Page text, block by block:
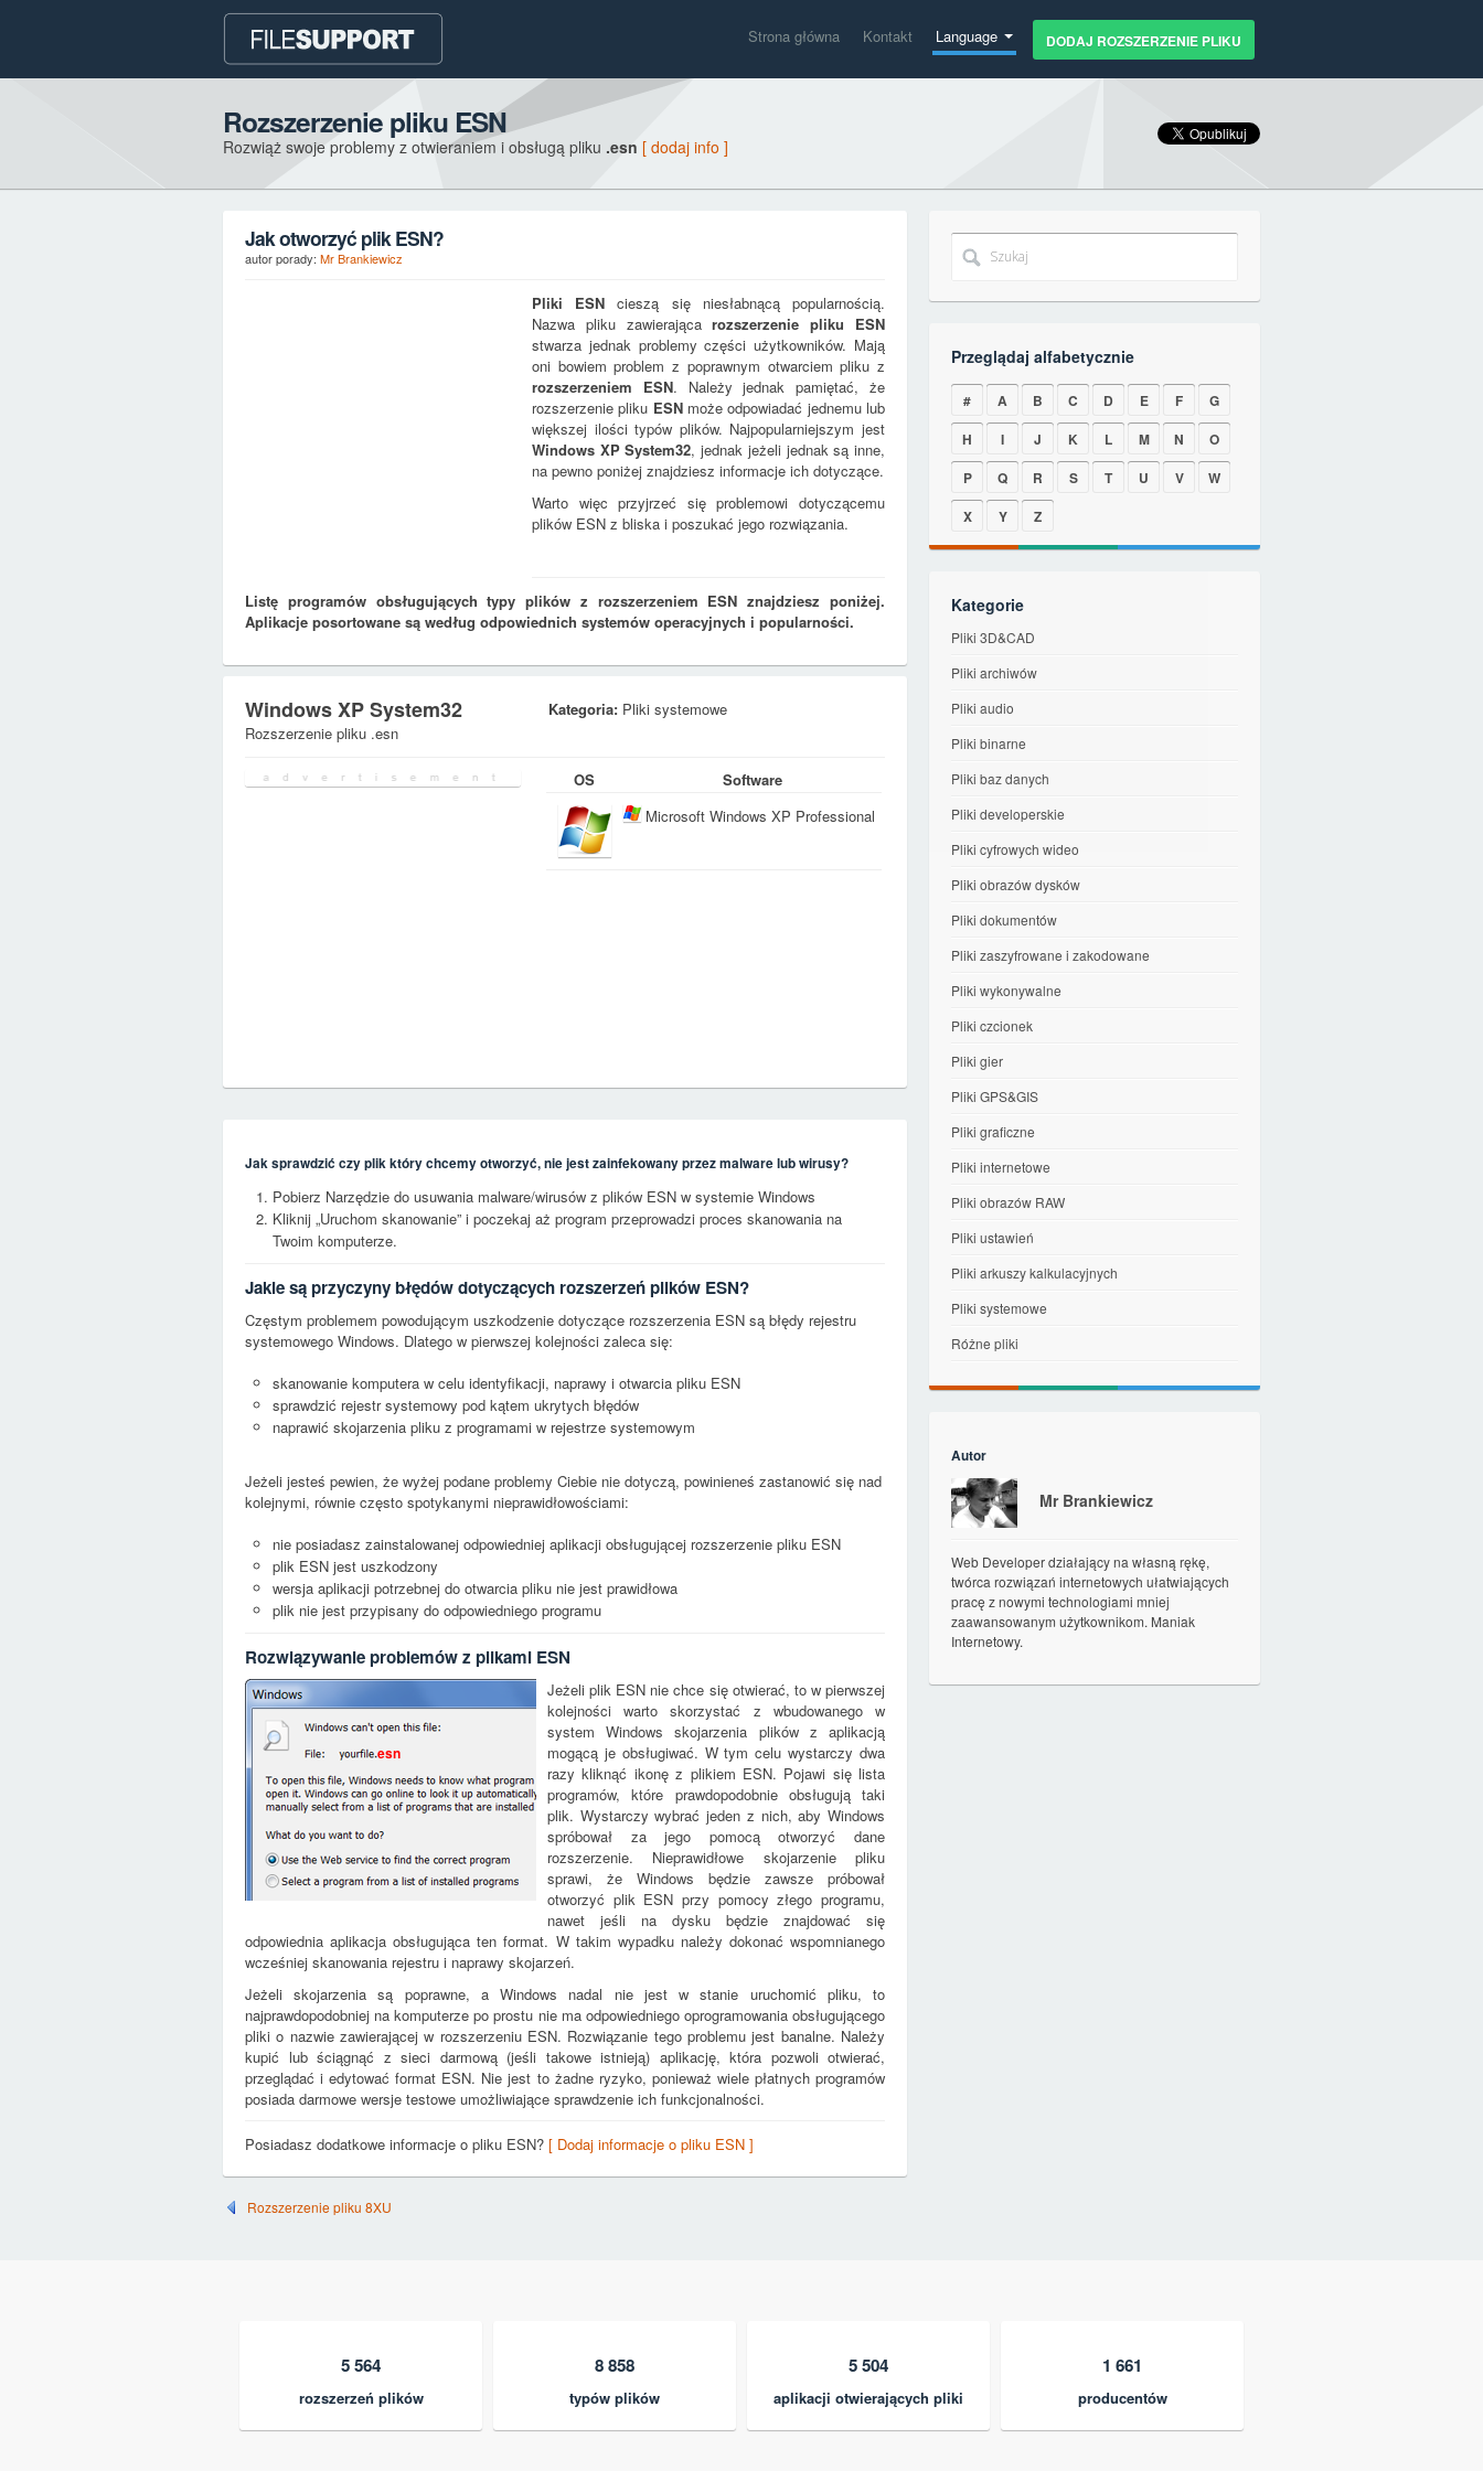
Strona główna Kontakt Language DODAJ ROZSZERZENIE PLIKU
Rozszerzenie pliku ESN
Rozwiąż swoje problemy z otwieraniem i obsługą pliku .esn [ dodaj info ]
Jak otworzyć plik ESN?
autor porady: Mr Brankiewicz
Pliki ESN cieszą się niesłabnącą popularnością.
Nazwa pliku zawierającarozszerzenie pliku ESN
stwarza jednak problemy części użytkowników. Mają
oni bowiem problem z poprawnym otwarciem pliku z
rozszerzeniem ESN. Należy jednak pamiętać, że
rozszerzenie pliku ESNmoże odpowiadać jednemu lub
większej ilości typów plików. Najpopularniejszym jest
Windows XP System32, jednak jeżeli jednak są inne,
na pewno poniżej znajdziesz informacje ich dotyczące.
Warto więc przyjrzeć się problemowi dotyczącemu
plików ESN z bliska i poszukać jego rozwiązania.
Listę programów obsługujących typy plików z rozszerzeniem ESN znajdziesz poniżej.
Aplikacje posortowane są według odpowiednich systemów operacyjnych i popularności.
Windows XP System32
Rozszerzenie pliku .esn
Kategoria: Pliki systemowe
OS
Software
Microsoft Windows XP Professional
Jak sprawdzić czy plik który chcemy otworzyć, nie jest zainfekowany przez malware lub wirusy?
Pobierz Narzędzie do usuwania malware/wirusów z plików ESN w systemie Windows
Kliknij „Uruchom skanowanie” i poczekaj aż program przeprowadzi proces skanowania na
Twoim komputerze.
Jakie są przyczyny błędów dotyczących rozszerzeń plików ESN?
Częstym problemem powodującym uszkodzenie dotyczące rozszerzenia ESN są błędy rejestru
systemowego Windows. Dlatego w pierwszej kolejności zaleca się:
skanowanie komputera w celu identyfikacji, naprawy i otwarcia pliku ESN
sprawdzić rejestr systemowy pod kątem ukrytych błędów
naprawić skojarzenia pliku z programami w rejestrze systemowym
Jeżeli jesteś pewien, że wyżej podane problemy Ciebie nie dotyczą, powinieneś zastanowić się nad
kolejnymi, równie często spotykanymi nieprawidłowościami:
nie posiadasz zainstalowanej odpowiedniej aplikacji obsługującej rozszerzenie pliku ESN
plik ESN jest uszkodzony
wersja aplikacji potrzebnej do otwarcia pliku nie jest prawidłowa
plik nie jest przypisany do odpowiedniego programu
Rozwiązywanie problemów z plikami ESN
esn
Jeżeli plik ESN nie chce się otwierać, to w pierwszej
kolejności warto skorzystać z wbudowanego w
system Windows skojarzenia plików z aplikacją
mogącą je obsługiwać. W tym celu wystarczy dwa
razy kliknąć ikonę z plikiem ESN. Pojawi się lista
programów, które prawdopodobnie obsługują taki
plik. Wystarczy wybrać jeden z nich, aby Windows
spróbował za jego pomocą otworzyć dane
rozszerzenie. Nieprawidłowe skojarzenie pliku
sprawi, że Windows będzie zawsze próbował
otworzyć plik ESN przy pomocy złego programu,
nawet jeśli na dysku będzie znajdować się
odpowiednia aplikacja obsługująca ten format. W takim wypadku należy dokonać wspomnianego
wcześniej skanowania rejestru i naprawy skojarzeń.
Jeżeli skojarzenia są poprawne, a Windows nadal nie jest w stanie uruchomić pliku, to
najprawdopodobniej na komputerze po prostu nie ma odpowiedniego oprogramowania obsługującego
pliki o nazwie zawierającej w rozszerzeniu ESN. Rozwiązanie tego problemu jest banalne. Należy
kupić lub ściągnąć z sieci darmową (jeśli takowe istnieją) aplikację, która pozwoli otwierać,
przeglądać i edytować format ESN. Nie jest to żadne ryzyko, ponieważ wiele płatnych programów
posiada darmowe wersje testowe umożliwiające sprawdzenie ich funkcjonalności.
Posiadasz dodatkowe informacje o pliku ESN? [ Dodaj informacje o pliku ESN ]
Rozszerzenie pliku 8XU
Przeglądaj alfabetycznie
# A B C D E F
G
H
I J K L M N
O
P
Q R S T U V
W
X
Y Z
Kategorie
Pliki 3D&CAD
Pliki archiwów
Pliki audio
Pliki binarne
Pliki baz danych
Pliki developerskie
Pliki cyfrowych wideo
Pliki obrazów dysków
Pliki dokumentów
Pliki zaszyfrowane i zakodowane
Pliki wykonywalne
Pliki czcionek
Pliki gier
Pliki GPS&GIS
Pliki graficzne
Pliki internetowe
Pliki obrazów RAW
Pliki ustawień
Pliki arkuszy kalkulacyjnych
Pliki systemowe
Różne pliki
Autor
Mr Brankiewicz
Web Developer działający na własną rękę,
twórca rozwiązań internetowych ułatwiających
pracę z nowymi technologiami mniej
zaawansowanym użytkownikom. Maniak
Internetowy.
5 564
rozszerzeń plików
8 858
typów plików
5 504
aplikacji otwierających pliki
1 661
producentów